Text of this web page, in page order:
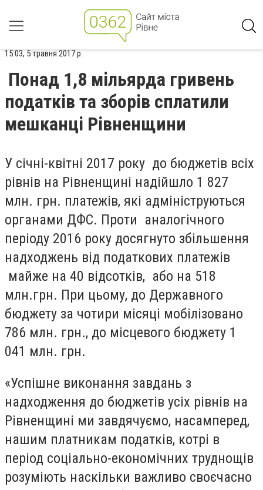
15:03, 5 травня 2017 р.
Понад 1,8 мільярда гривень
податків та зборів сплатили
мешканці Рівненщини
У січні-квітні 2017 року до бюджетів всіх
рівнів на Рівненщині надійшло 1 827
млн. грн. платежів, які адмініструються
органами ДФС. Проти аналогічного
періоду 2016 року досягнуто збільшення
надходжень від податкових платежів
майже на 40 відсотків, або на 518
млн.грн. При цьому, до Державного
бюджету за чотири місяці мобілізовано
786 млн. грн., до місцевого бюджету 1
041 млн. грн.
«Успішне виконання завдань з
надходження до бюджетів усіх рівнів на
Рівненщині ми завдячуємо, насамперед,
нашим платникам податків, котрі в
період соціально-економічних труднощів
розуміють наскільки важливо своєчасно